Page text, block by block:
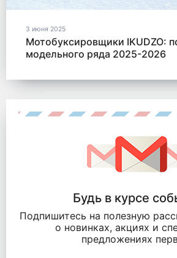
3 июня 2025
Мотобуксировщики IKUDZO:
модельного ряда 2025-2026
Будь в курсе
Подпишитесь на полезную
о новинках, акциях и
предложениях